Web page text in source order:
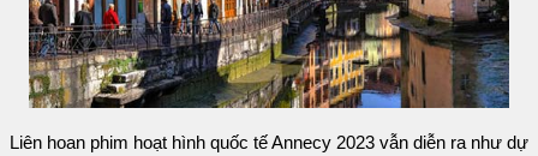
Liên hoan phim hoạt hình quốc tế Annecy 2023 vẫn diễn ra như dự